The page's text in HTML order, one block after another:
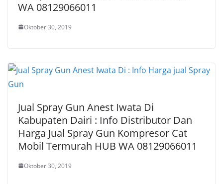
WA 08129066011
Oktober 30, 2019
Jual Spray Gun Anest Iwata Di
Kabupaten Dairi : Info Distributor Dan
Harga Jual Spray Gun Kompresor Cat
Mobil Termurah HUB WA 08129066011
Oktober 30, 2019